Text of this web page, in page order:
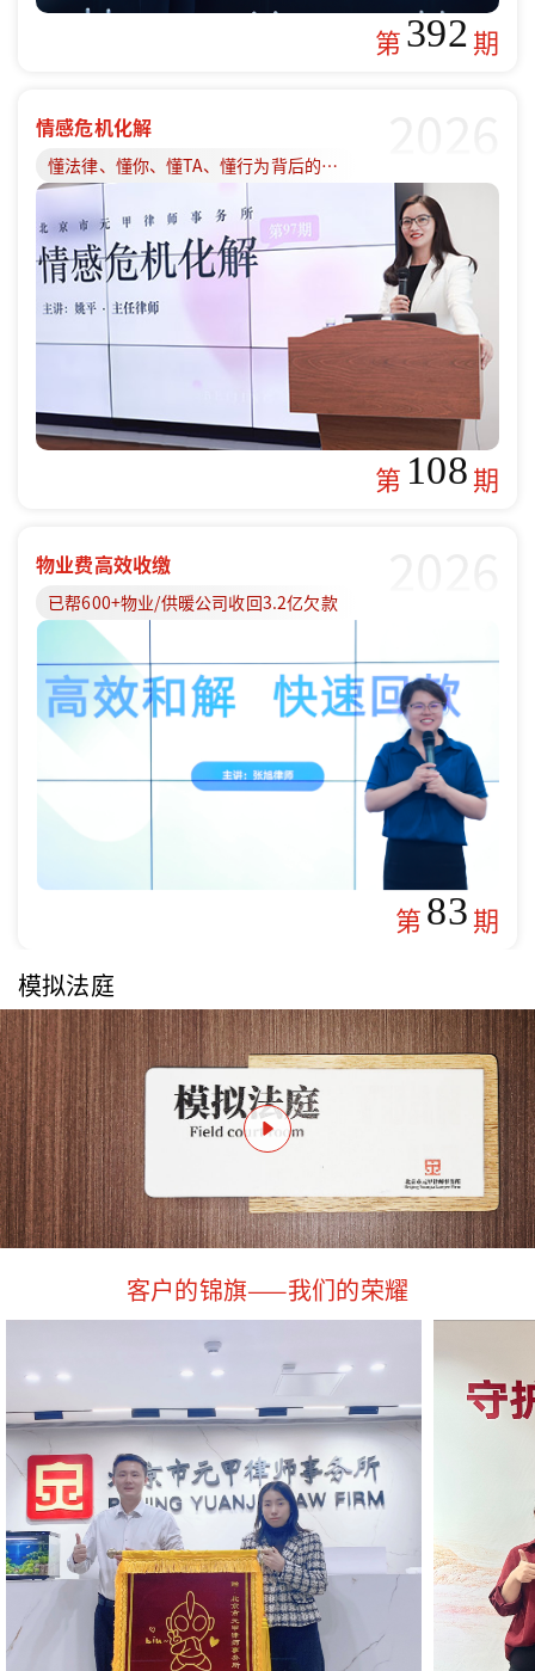
第392期
情感危机化解
懂法律、懂你、懂TA、懂行为背后的原因
第 108期
物业费高效收缴
已帮600+物业/供暖公司收回3.2亿欠款
第83期
模拟法庭
客户的锦旗——我们的荣耀